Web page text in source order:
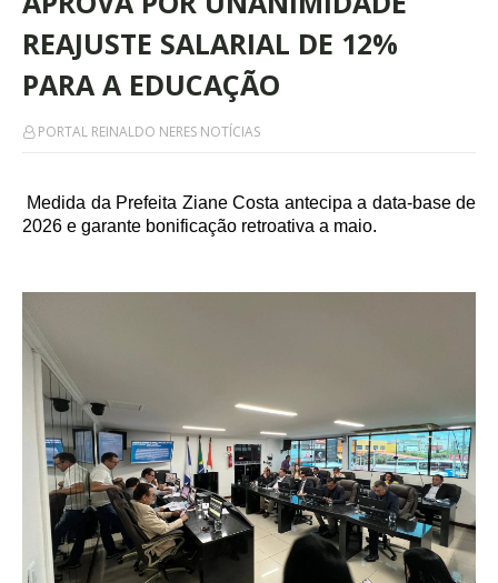
REAJUSTE SALARIAL DE 12%
PARA A EDUCAÇÃO
PORTAL REINALDO NERES NOTÍCIAS
Medida da Prefeita Ziane Costa antecipa a data-base de
2026 e garante bonificação retroativa a maio.